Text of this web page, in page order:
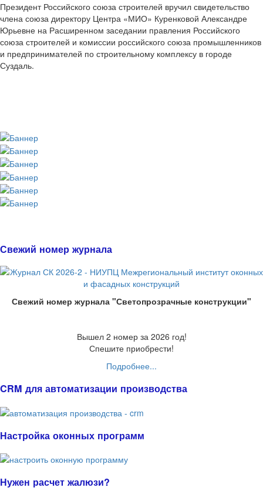
Президент Российского союза строителей вручил свидетельство
члена союза директору Центра «МИО» Куренковой Александре
Юрьевне на Расширенном заседании правления Российского
союза строителей и комиссии российского союза промышленников
и предпринимателей по строительному комплексу в городе
Суздаль.
Свежий номер журнала
Свежий номер журнала "Светопрозрачные конструкции"
Вышел 2 номер за 2026 год!
Спешите приобрести!
Подробнее...
CRM для автоматизации производства
Настройка оконных программ
Нужен расчет жалюзи?